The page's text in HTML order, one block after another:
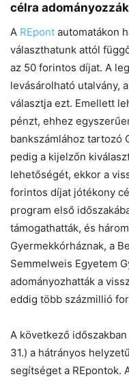
célra
A REpont automatákon
választhatunk attól
az 50 forintos díjat. A
levásárolható utalvány,
választja ezt. Emellett
pénzt, ehhez
bankszámlához tartozó
pedig a kijelzőn
lehetőségét, ekkor a
forintos díjat jótékony
program első
támogathatták, és
Gyermekkórháznak, a
Semmelweis Egyetem
adományozhatták a
eddig több százmillió
A következő
31.) a hátrányos
segítséget a REpontok.
Chat
Helló! Miben segíthetek